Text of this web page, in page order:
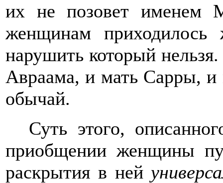
их не позовет именем
женщинам
нарушить который
Авраама, и мать Сарры, и
обычай.
Суть этого,
приобщении женщины
раскрытия в ней